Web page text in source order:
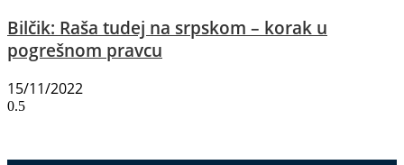
Bilčik: Raša tudej na srpskom – korak u
pogrešnom pravcu
15/11/2022